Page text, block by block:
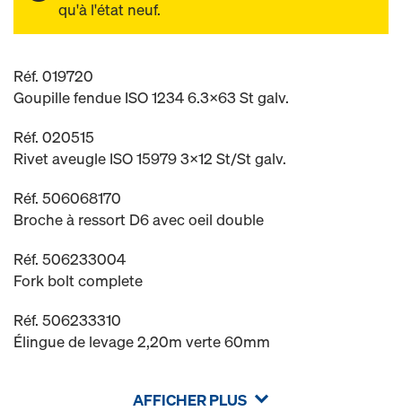
qu'à l'état neuf.
Réf. 019720
Goupille fendue ISO 1234 6.3x63 St galv.
Réf. 020515
Rivet aveugle ISO 15979 3x12 St/St galv.
Réf. 506068170
Broche à ressort D6 avec oeil double
Réf. 506233004
Fork bolt complete
Réf. 506233310
Élingue de levage 2,20m verte 60mm
AFFICHER PLUS